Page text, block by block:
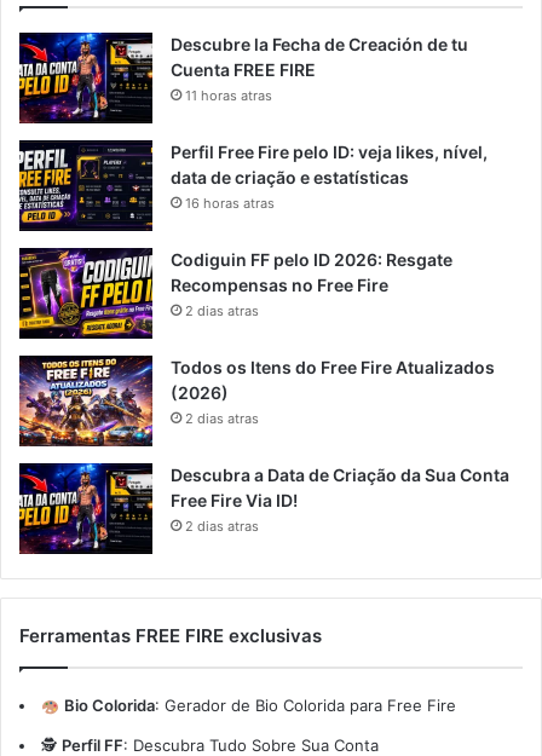
Descubre la Fecha de Creación de tu
Cuenta FREE FIRE
11 horas atras
Perfil Free Fire pelo ID: veja likes, nível,
data de criação e estatísticas
16 horas atras
Codiguin FF pelo ID 2026: Resgate
Recompensas no Free Fire
2 dias atras
Todos os Itens do Free Fire Atualizados
(2026)
2 dias atras
Descubra a Data de Criação da Sua Conta
Free Fire Via ID!
2 dias atras
Ferramentas FREE FIRE exclusivas
Bio Colorida: Gerador de Bio Colorida para Free Fire
🕵️ Perfil FF: Descubra Tudo Sobre Sua Conta